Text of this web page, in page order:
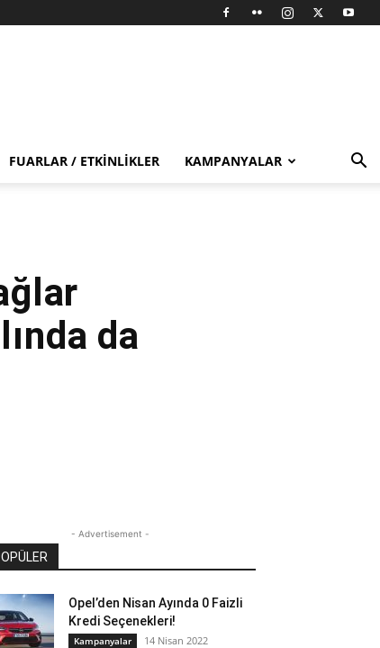
FUARLAR / ETKINLIKLER KAMPANYALAR
da
- Advertisement -
Opel’den Nisan Ayında 0 Faizli
Kredi Seçenekleri!
Kampanyalar 14 Nisan 2022